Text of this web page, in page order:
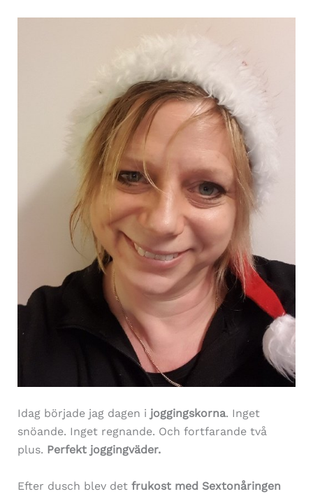
Idag började jag dagen i joggingskorna. Inget
snöande. Inget regnande. Och fortfarande två
plus. Perfekt joggingväder.
Efter dusch blev det frukost med Sextonåringen